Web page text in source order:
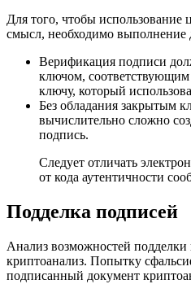
Для того, чтобы
смысл, необходимо выполнение
Верификация подписи
ключом,
ключу, который
Без обладания закрытым
вычислительно сложно
подпись.
Следует отличать
от кода аутентичности
Подделка подписей
Анализ возможностей подделки
криптоанализ. Попытку
подписанный документ